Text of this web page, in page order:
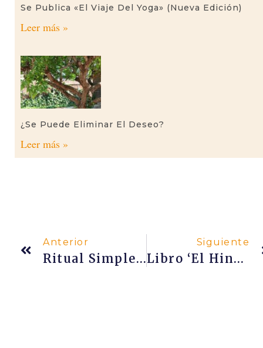
Se Publica «El Viaje Del Yoga» (nueva Edición)
Leer más »
¿Se Puede Eliminar El Deseo?
Leer más »
Anterior
Ritual Simple Para Adorar A Tu Deidad Favorita
Siguiente
Libro ‘El Hinduismo’ De Swami Satyānanda Saraswatī